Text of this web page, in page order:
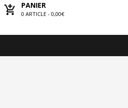
PANIER
0 ARTICLE - 0,00€